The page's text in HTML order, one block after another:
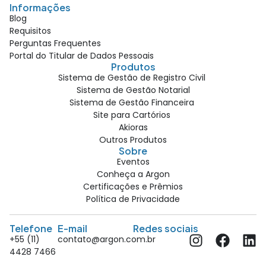
Informações
Blog
Requisitos
Perguntas Frequentes
Portal do Titular de Dados Pessoais
Produtos
Sistema de Gestão de Registro Civil
Sistema de Gestão Notarial
Sistema de Gestão Financeira
Site para Cartórios
Akioras
Outros Produtos
Sobre
Eventos
Conheça a Argon
Certificações e Prêmios
Política de Privacidade
Telefone
+55 (11)
4428 7466
E-mail
contato@argon.com.br
Redes sociais